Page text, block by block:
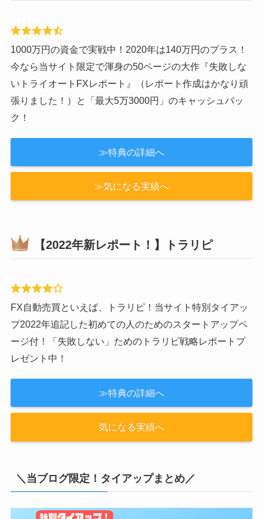
1000万円の資金で実戦中！2020年は140万円のプラス！
今なら当サイト限定で渾身の50ページの大作『失敗しな
いトライオートFXレポート』（レポート作成はかなり頑
張りました！）と「最大5万3000円」のキャッシュバッ
ク！
≫特典の詳細へ
≫気になる実績へ
【2022年新レポート！】トラリピ
FX自動売買といえば、トラリピ！当サイト特別タイアッ
プ2022年追記した初めての人のためのスタートアップペ
ージ付！「失敗しない」ためのトラリピ戦略レポートプ
レゼント中！
≫特典の詳細へ
気になる実績へ
＼当ブログ限定！タイアップまとめ／